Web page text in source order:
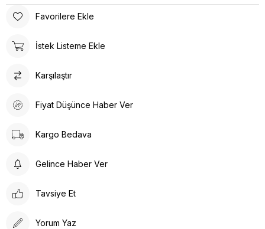
Favorilere Ekle
İstek Listeme Ekle
Karşılaştır
Fiyat Düşünce Haber Ver
Kargo Bedava
Gelince Haber Ver
Tavsiye Et
Yorum Yaz